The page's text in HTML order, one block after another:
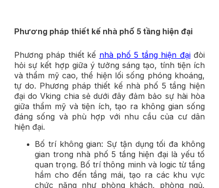
Phương pháp thiết kế nhà phố 5 tầng hiện đại
Phương pháp thiết kế nhà phố 5 tầng hiện đạiđòi
hỏi sự kết hợp giữa ý tưởng sáng tạo, tính tiện ích
và thẩm mỹ cao, thể hiện lối sống phóng khoáng,
tự do. Phương pháp thiết kế nhà phố 5 tầng hiện
đại do Vking chia sẻ dưới đây đảm bảo sự hài hòa
giữa thẩm mỹ và tiện ích, tạo ra không gian sống
đáng sống và phù hợp với nhu cầu của cư dân
hiện đại.
Bố trí không gian: Sự tận dụng tối đa không
gian trong nhà phố 5 tầng hiện đại là yếu tố
quan trọng. Bố trí thông minh và logic từ tầng
hầm cho đến tầng mái, tạo ra các khu vực
chức năng như phòng khách, phòng ngủ,